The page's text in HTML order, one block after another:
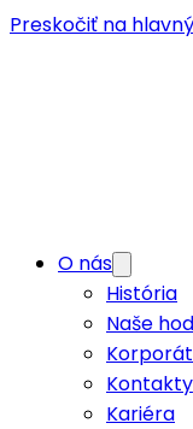
Preskočiť na
O nás
História
Naše
Kontakty
Kariéra